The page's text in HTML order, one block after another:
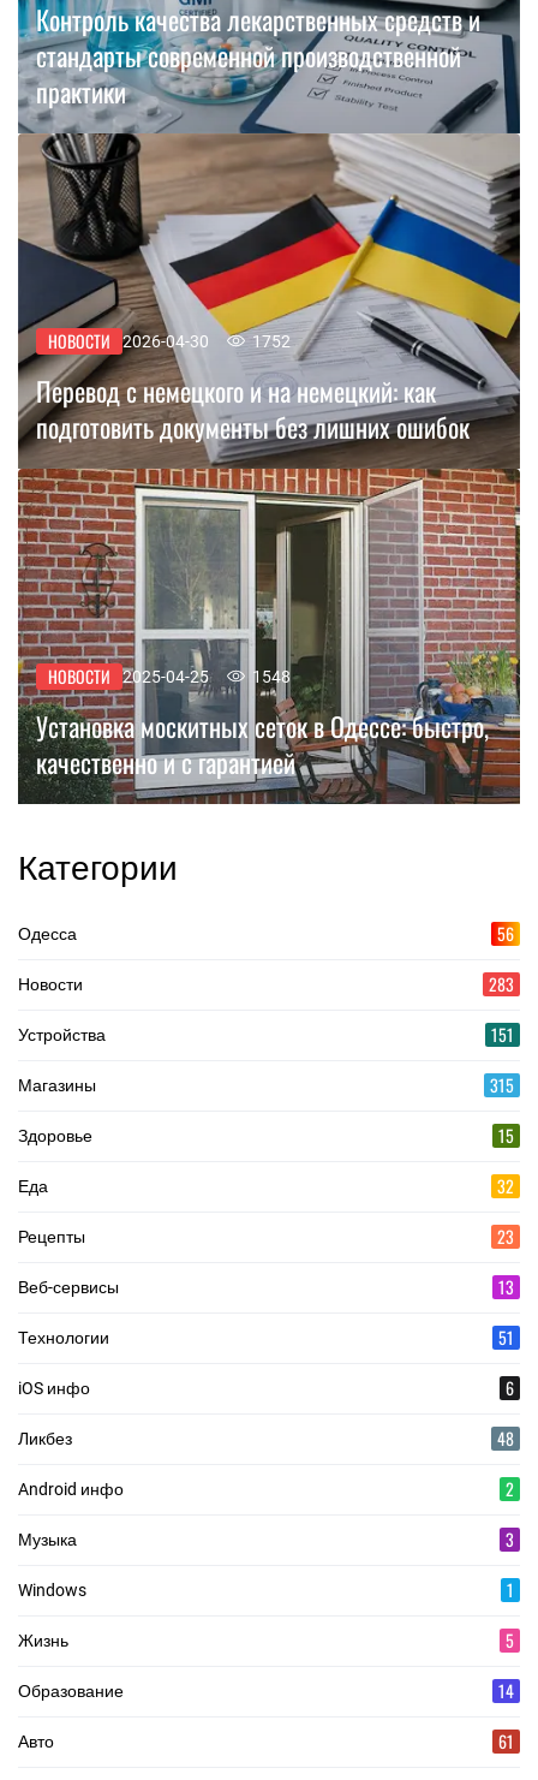
Контроль качества лекарственных средств и
стандарты современной производственной
практики
НОВОСТИ 2026-04-30 1752
Перевод с немецкого и на немецкий: как
подготовить документы без лишних ошибок
НОВОСТИ 2025-04-25 1548
Установка москитных сеток в Одессе: быстро,
качественно и с гарантией
Категории
Одесса 56
Новости 283
Устройства 151
Магазины 315
Здоровье 15
Еда 32
Рецепты 23
Веб-сервисы 13
Технологии 51
iOS инфо 6
Ликбез 48
Android инфо 2
Музыка 3
Windows 1
Жизнь 5
Образование 14
Авто 61